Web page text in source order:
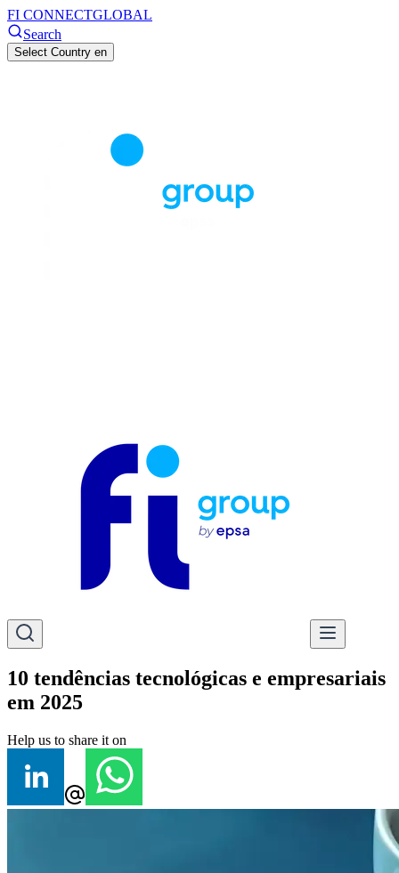
FI CONNECTGLOBAL
Search
Select Country en
10 tendências tecnológicas e empresariais
em 2025
Help us to share it on